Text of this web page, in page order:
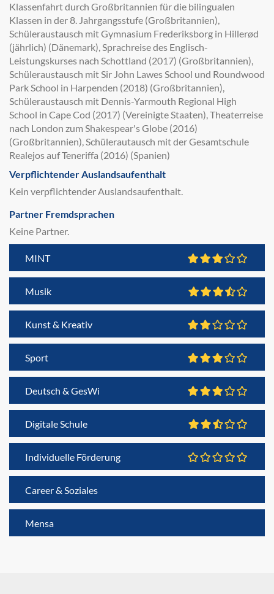
Klassenfahrt durch Großbritannien für die bilingualen
Klassen in der 8. Jahrgangsstufe (Großbritannien),
Schüleraustausch mit Gymnasium Frederiksborg in Hillerød
(jährlich) (Dänemark), Sprachreise des Englisch-
Leistungskurses nach Schottland (2017) (Großbritannien),
Schüleraustausch mit Sir John Lawes School und Roundwood
Park School in Harpenden (2018) (Großbritannien),
Schüleraustausch mit Dennis-Yarmouth Regional High
School in Cape Cod (2017) (Vereinigte Staaten), Theaterreise
nach London zum Shakespear's Globe (2016)
(Großbritannien), Schülerautausch mit der Gesamtschule
Realejos auf Teneriffa (2016) (Spanien)
Verpflichtender Auslandsaufenthalt
Kein verpflichtender Auslandsaufenthalt.
Partner Fremdsprachen
Keine Partner.
MINT
Musik
Kunst & Kreativ
Sport
Deutsch & GesWi
Digitale Schule
Individuelle Förderung
Career & Soziales
Mensa